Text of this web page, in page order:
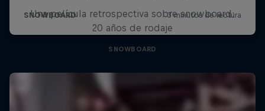
Una película retrospectiva sobre snowboard:
20 años de rodaje
SNOWBOARD